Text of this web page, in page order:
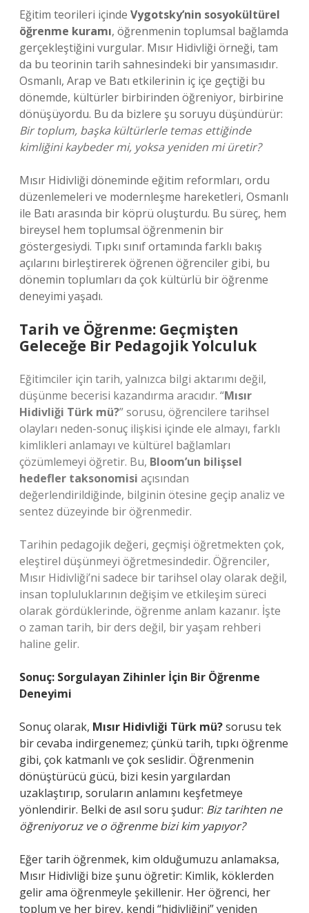
Eğitim teorileri içinde Vygotsky’nin sosyokültürel
öğrenme kuramı, öğrenmenin toplumsal bağlamda
gerçekleştiğini vurgular. Mısır Hidivliği örneği, tam
da bu teorinin tarih sahnesindeki bir yansımasıdır.
Osmanlı, Arap ve Batı etkilerinin iç içe geçtiği bu
dönemde, kültürler birbirinden öğreniyor, birbirine
dönüşüyordu. Bu da bizlere şu soruyu düşündürür:
Bir toplum, başka kültürlerle temas ettiğinde
kimliğini kaybeder mi, yoksa yeniden mi üretir?
Mısır Hidivliği döneminde eğitim reformları, ordu
düzenlemeleri ve modernleşme hareketleri, Osmanlı
ile Batı arasında bir köprü oluşturdu. Bu süreç, hem
bireysel hem toplumsal öğrenmenin bir
göstergesiydi. Tıpkı sınıf ortamında farklı bakış
açılarını birleştirerek öğrenen öğrenciler gibi, bu
dönemin toplumları da çok kültürlü bir öğrenme
deneyimi yaşadı.
Tarih ve Öğrenme: Geçmişten
Geleceğe Bir Pedagojik Yolculuk
Eğitimciler için tarih, yalnızca bilgi aktarımı değil,
düşünme becerisi kazandırma aracıdır. “Mısır
Hidivliği Türk mü?” sorusu, öğrencilere tarihsel
olayları neden-sonuç ilişkisi içinde ele almayı, farklı
kimlikleri anlamayı ve kültürel bağlamları
çözümlemeyi öğretir. Bu, Bloom’un bilişsel
hedefler taksonomisi açısından
değerlendirildiğinde, bilginin ötesine geçip analiz ve
sentez düzeyinde bir öğrenmedir.
Tarihin pedagojik değeri, geçmişi öğretmekten çok,
eleştirel düşünmeyi öğretmesindedir. Öğrenciler,
Mısır Hidivliği’ni sadece bir tarihsel olay olarak değil,
insan topluluklarının değişim ve etkileşim süreci
olarak gördüklerinde, öğrenme anlam kazanır. İşte
o zaman tarih, bir ders değil, bir yaşam rehberi
haline gelir.
Sonuç: Sorgulayan Zihinler İçin Bir Öğrenme
Deneyimi
Sonuç olarak, Mısır Hidivliği Türk mü?sorusu tek
bir cevaba indirgenemez; çünkü tarih, tıpkı öğrenme
gibi, çok katmanlı ve çok seslidir. Öğrenmenin
dönüştürücü gücü, bizi kesin yargılardan
uzaklaştırıp, soruların anlamını keşfetmeye
yönlendirir. Belki de asıl soru şudur: Biz tarihten ne
öğreniyoruz ve o öğrenme bizi kim yapıyor?
Eğer tarih öğrenmek, kim olduğumuzu anlamaksa,
Mısır Hidivliği bize şunu öğretir: Kimlik, köklerden
gelir ama öğrenmeyle şekillenir. Her öğrenci, her
toplum ve her birey, kendi “hidivliğini” yeniden